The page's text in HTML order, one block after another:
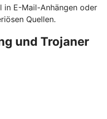
in E-Mail-Anhängen oder
Quellen.
und Trojaner